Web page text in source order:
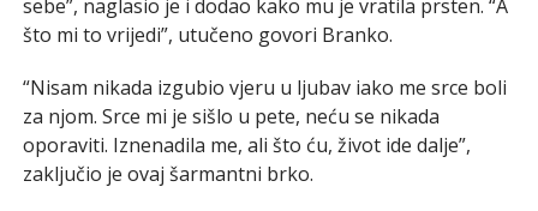
sebe”, naglasio je i dodao kako mu je vratila prsten. “A
što mi to vrijedi”, utučeno govori Branko.
“Nisam nikada izgubio vjeru u ljubav iako me srce boli
za njom. Srce mi je sišlo u pete, neću se nikada
oporaviti. Iznenadila me, ali što ću, život ide dalje”,
zaključio je ovaj šarmantni brko.